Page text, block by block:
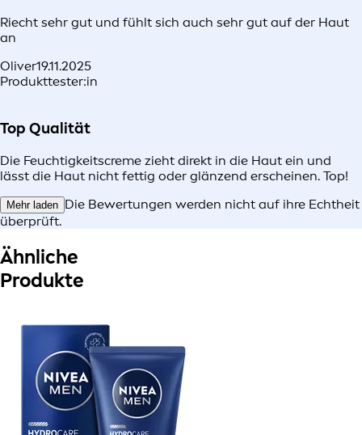
Riecht sehr gut und fühlt sich auch sehr gut auf der Haut
an
Oliver19.11.2025
Produkttester:in
Top Qualität
Die Feuchtigkeitscreme zieht direkt in die Haut ein und
lässt die Haut nicht fettig oder glänzend erscheinen. Top!
Mehr laden Die Bewertungen werden nicht auf ihre Echtheit
überprüft.
Ähnliche
Produkte